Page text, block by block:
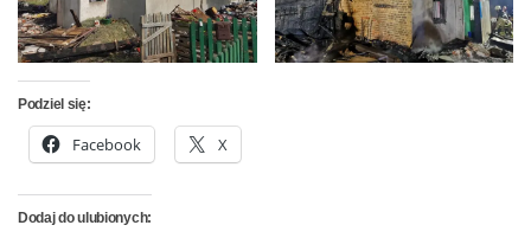
Podziel się:
Facebook X
Dodaj do ulubionych: